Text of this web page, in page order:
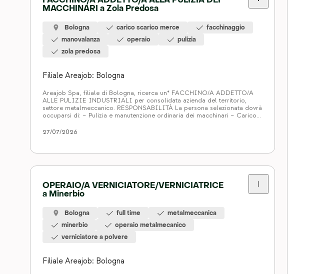
MACCHINARI a Zola Predosa
Bologna carico scarico merce
facchinaggio
manovalanza
operaio
pulizia
zola predosa
Filiale Areajob: Bologna
Areajob Spa, filiale di Bologna, ricerca un* FACCHINO/A ADDETTO/A
ALLE PULIZIE INDUSTRIALI per consolidata azienda del territorio,
settore metalmeccanico. RESPONSABILITÀ La persona selezionata dovrà
occuparsi di: – Pulizia e manutenzione ordinaria dei macchinari – Carico e
merce REQUISITI Si richiede: – Esperienza pregressa in ambito
27/07/2026
OPERAIO/A VERNICIATORE/VERNICIATRICE
a Minerbio
Bologna full time
metalmeccanica
minerbio
operaio metalmecanico
verniciatore a polvere
Filiale Areajob: Bologna